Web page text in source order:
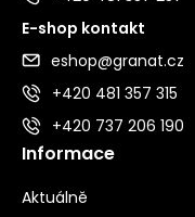
E-shop kontakt
eshop@granat.cz
+420 481 357 315
+420 737 206 190
Informace
Aktuálně